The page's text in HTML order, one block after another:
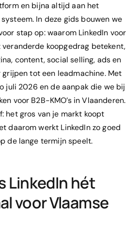
en bijna altijd aan het
In deze gids bouwen we
stap op: waarom LinkedIn voor
koopgedrag betekent,
content, social selling, ads en
tot een leadmachine. Met
juli 2026 en de aanpak die we bij
voor B2B-KMO’s in Vlaanderen.
het gros van je markt koopt
daarom werkt LinkedIn zo goed
de lange termijn speelt.
LinkedIn hét
voor Vlaamse